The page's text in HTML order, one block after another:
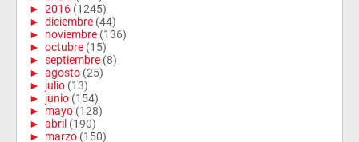
► 2016 (1245)
► diciembre (44)
► noviembre (136)
► octubre (15)
► septiembre (8)
► agosto (25)
► julio (13)
► junio (154)
► mayo (128)
► abril (190)
► marzo (150)